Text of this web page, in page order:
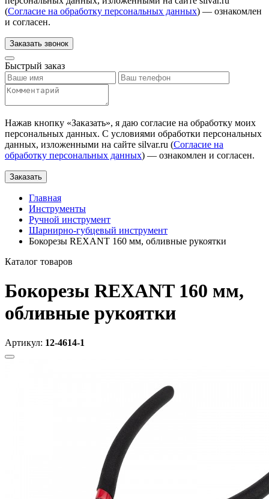
(Согласие на обработку персональных данных) — ознакомлен
и согласен.
Заказать звонок
Быстрый заказ
Нажав кнопку «Заказать», я даю согласие на обработку моих
персональных данных. С условиями обработки персональных
данных, изложенными на сайте silvar.ru (Согласие на
обработку персональных данных) — ознакомлен и согласен.
Заказать
Главная
Инструменты
Ручной инструмент
Шарнирно-губцевый инструмент
Бокорезы REXANT 160 мм, обливные рукоятки
Каталог товаров
Бокорезы REXANT 160 мм,
обливные рукоятки
Артикул: 12-4614-1